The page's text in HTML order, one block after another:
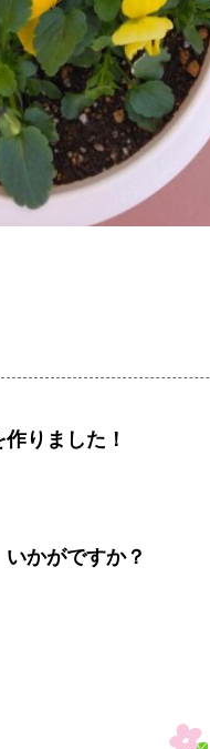
りました！
かがですか？